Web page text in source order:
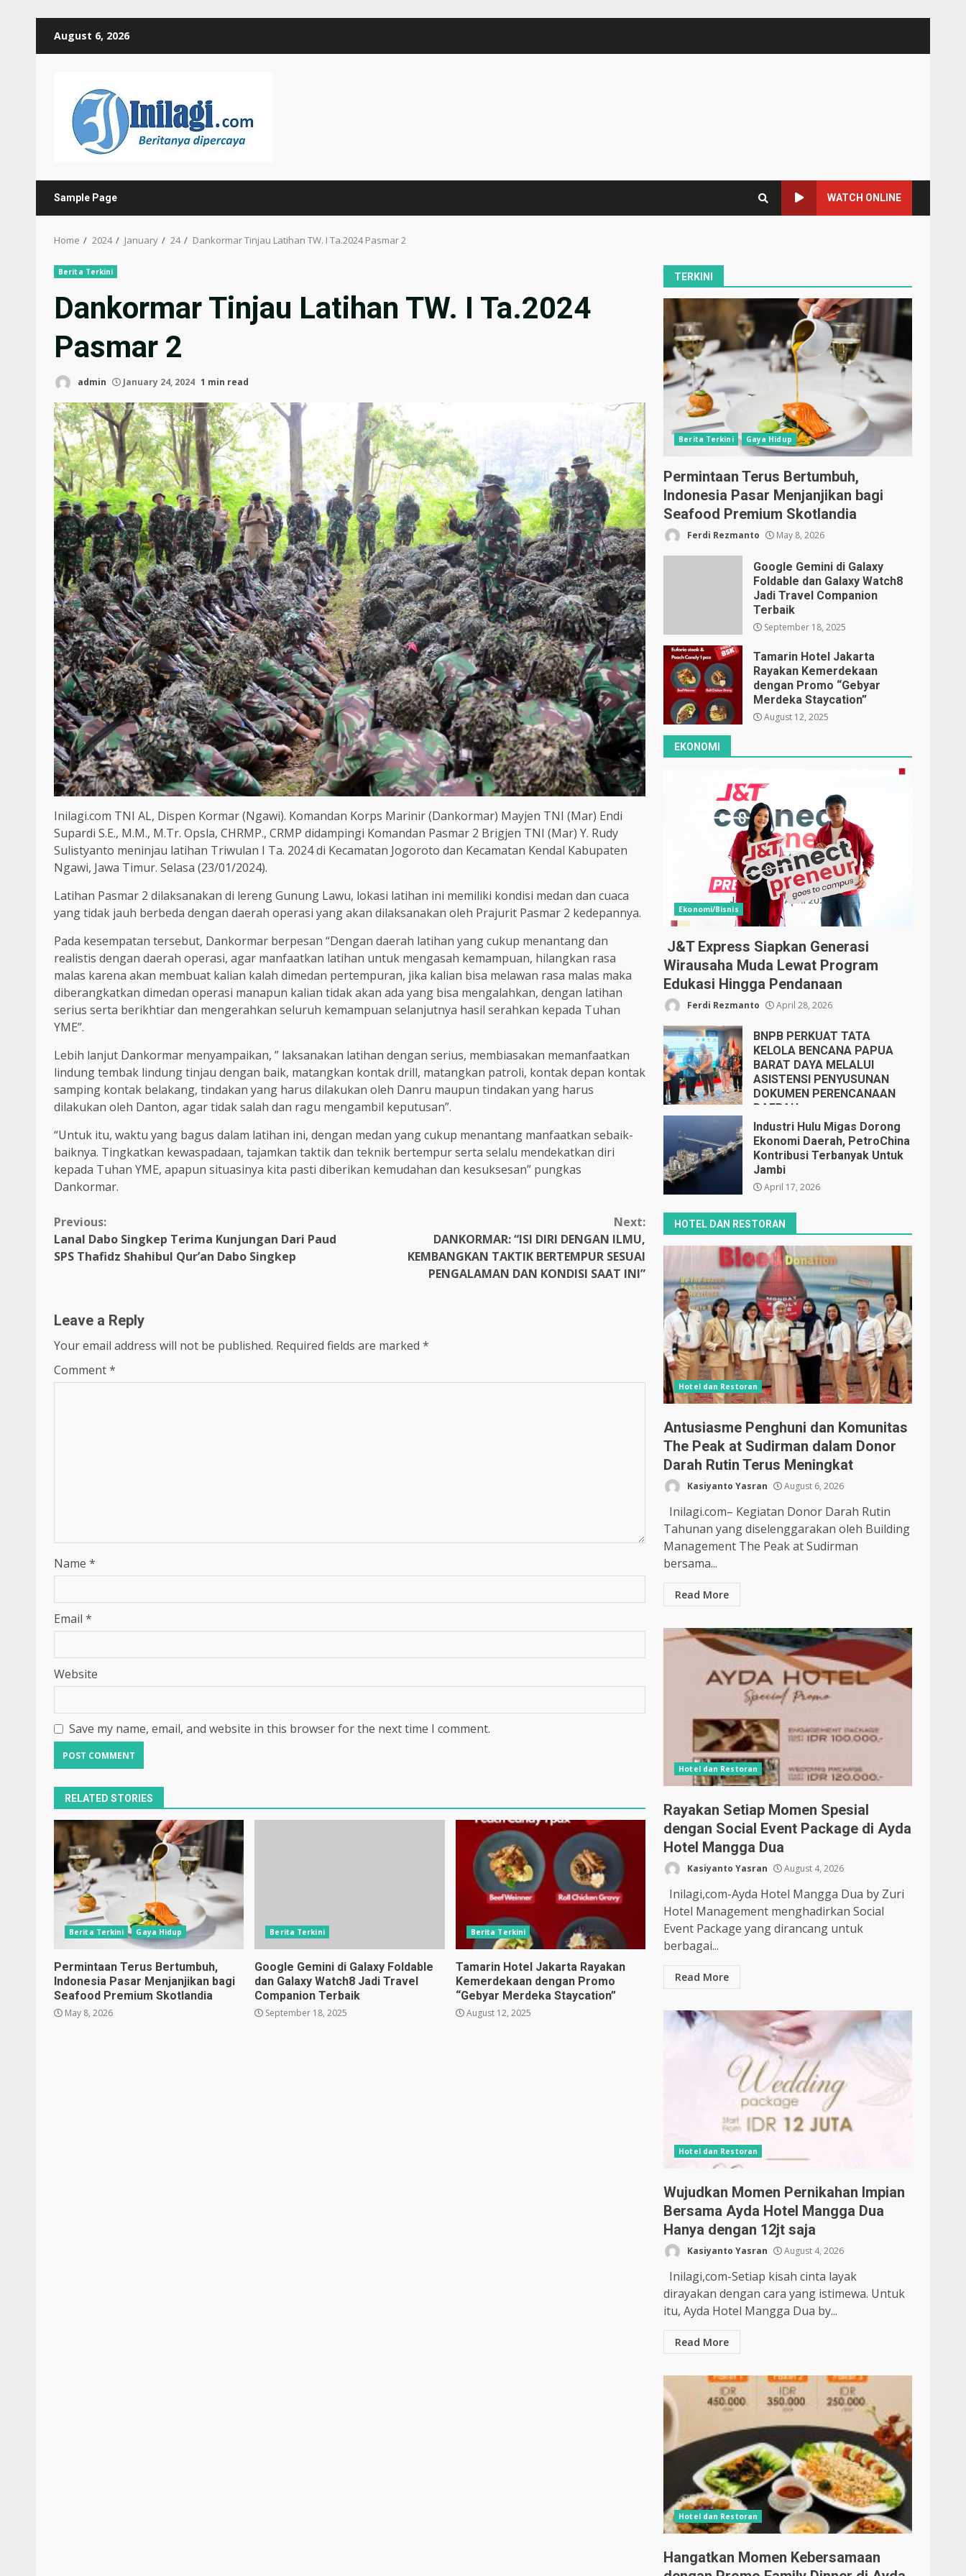
August 6, 2026
Sample Page WATCH ONLINE
Home 2024 January 24 Dankormar Tinjau Latihan TW. I Ta.2024 Pasmar 2
Berita Terkini
Dankormar Tinjau Latihan TW. I Ta.2024
Pasmar 2
admin January 24, 2024 1 min read
Inilagi.com TNI AL, Dispen Kormar (Ngawi). Komandan Korps Marinir (Dankormar) Mayjen TNI (Mar) Endi
Supardi S.E., M.M., M.Tr. Opsla, CHRMP., CRMP didampingi Komandan Pasmar 2 Brigjen TNI (Mar) Y. Rudy
Sulistyanto meninjau latihan Triwulan I Ta. 2024 di Kecamatan Jogoroto dan Kecamatan Kendal Kabupaten
Ngawi, Jawa Timur. Selasa (23/01/2024).
Latihan Pasmar 2 dilaksanakan di lereng Gunung Lawu, lokasi latihan ini memiliki kondisi medan dan cuaca
yang tidak jauh berbeda dengan daerah operasi yang akan dilaksanakan oleh Prajurit Pasmar 2 kedepannya.
Pada kesempatan tersebut, Dankormar berpesan “Dengan daerah latihan yang cukup menantang dan
realistis dengan daerah operasi, agar manfaatkan latihan untuk mengasah kemampuan, hilangkan rasa
malas karena akan membuat kalian kalah dimedan pertempuran, jika kalian bisa melawan rasa malas maka
diberangkatkan dimedan operasi manapun kalian tidak akan ada yang bisa mengalahkan, dengan latihan
serius serta berikhtiar dan mengerahkan seluruh kemampuan selanjutnya hasil serahkan kepada Tuhan
YME”.
Lebih lanjut Dankormar menyampaikan, ” laksanakan latihan dengan serius, membiasakan memanfaatkan
lindung tembak lindung tinjau dengan baik, matangkan kontak drill, matangkan patroli, kontak depan kontak
samping kontak belakang, tindakan yang harus dilakukan oleh Danru maupun tindakan yang harus
dilakukan oleh Danton, agar tidak salah dan ragu mengambil keputusan”.
“Untuk itu, waktu yang bagus dalam latihan ini, dengan medan yang cukup menantang manfaatkan sebaik-
baiknya. Tingkatkan kewaspadaan, tajamkan taktik dan teknik bertempur serta selalu mendekatkan diri
kepada Tuhan YME, apapun situasinya kita pasti diberikan kemudahan dan kesuksesan” pungkas
Dankormar.
Continue
Reading
Previous:
Lanal Dabo Singkep Terima Kunjungan Dari Paud
SPS Thafidz Shahibul Qur’an Dabo Singkep
Next:
DANKORMAR: “ISI DIRI DENGAN ILMU,
KEMBANGKAN TAKTIK BERTEMPUR SESUAI
PENGALAMAN DAN KONDISI SAAT INI”
Leave a Reply
Your email address will not be published. Required fields are marked *
Comment*
Name *
Email *
Website
Save my name, email, and website in this browser for the next time I comment.
RELATED STORIES
Berita Terkini Gaya Hidup
Permintaan Terus Bertumbuh,
Indonesia Pasar Menjanjikan bagi
Seafood Premium Skotlandia
May 8, 2026
Berita Terkini
Google Gemini di Galaxy Foldable
dan Galaxy Watch8 Jadi Travel
Companion Terbaik
September 18, 2025
Berita Terkini
Tamarin Hotel Jakarta Rayakan
Kemerdekaan dengan Promo
“Gebyar Merdeka Staycation”
August 12, 2025
TERKINI
Berita Terkini Gaya Hidup
Permintaan Terus Bertumbuh,
Indonesia Pasar Menjanjikan bagi
Seafood Premium Skotlandia
Ferdi Rezmanto May 8, 2026
Google Gemini di Galaxy
Foldable dan Galaxy Watch8
Jadi Travel Companion
Terbaik
September 18, 2025
Tamarin Hotel Jakarta
Rayakan Kemerdekaan
dengan Promo “Gebyar
Merdeka Staycation”
August 12, 2025
EKONOMI
Ekonomi/Bisnis
J&T Express Siapkan Generasi
Wirausaha Muda Lewat Program
Edukasi Hingga Pendanaan
Ferdi Rezmanto April 28, 2026
BNPB PERKUAT TATA
KELOLA BENCANA PAPUA
BARAT DAYA MELALUI
ASISTENSI PENYUSUNAN
DOKUMEN PERENCANAAN
DAERAH
April 17, 2026
Industri Hulu Migas Dorong
Ekonomi Daerah, PetroChina
Kontribusi Terbanyak Untuk
Jambi
April 17, 2026
HOTEL DAN RESTORAN
Hotel dan Restoran
Antusiasme Penghuni dan Komunitas
The Peak at Sudirman dalam Donor
Darah Rutin Terus Meningkat
Kasiyanto Yasran August 6, 2026
Inilagi.com– Kegiatan Donor Darah Rutin
Tahunan yang diselenggarakan oleh Building
Management The Peak at Sudirman
bersama...
Read More
Hotel dan Restoran
Rayakan Setiap Momen Spesial
dengan Social Event Package di Ayda
Hotel Mangga Dua
Kasiyanto Yasran August 4, 2026
Inilagi,com-Ayda Hotel Mangga Dua by Zuri
Hotel Management menghadirkan Social
Event Package yang dirancang untuk
berbagai...
Read More
Hotel dan Restoran
Wujudkan Momen Pernikahan Impian
Bersama Ayda Hotel Mangga Dua
Hanya dengan 12jt saja
Kasiyanto Yasran August 4, 2026
Inilagi,com-Setiap kisah cinta layak
dirayakan dengan cara yang istimewa. Untuk
itu, Ayda Hotel Mangga Dua by...
Read More
Hotel dan Restoran
Hangatkan Momen Kebersamaan